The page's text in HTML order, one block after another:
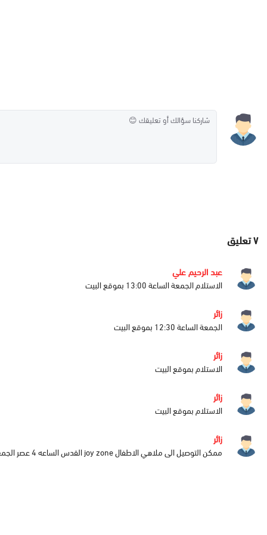
٧تعليق
عبد الرحيم علي
الاستلام الجمعة الساعة 13:00 بموقع البيت
زائر
الجمعة الساعة 12:30 بموقع البيت
زائر
الاستلام بموقع البيت
زائر
الاستلام بموقع البيت
زائر
ممكن التوصيل الى ملاهي الاطفال joy zone القدس الساعه 4 عصر الجمعه 4/ اكتوبر